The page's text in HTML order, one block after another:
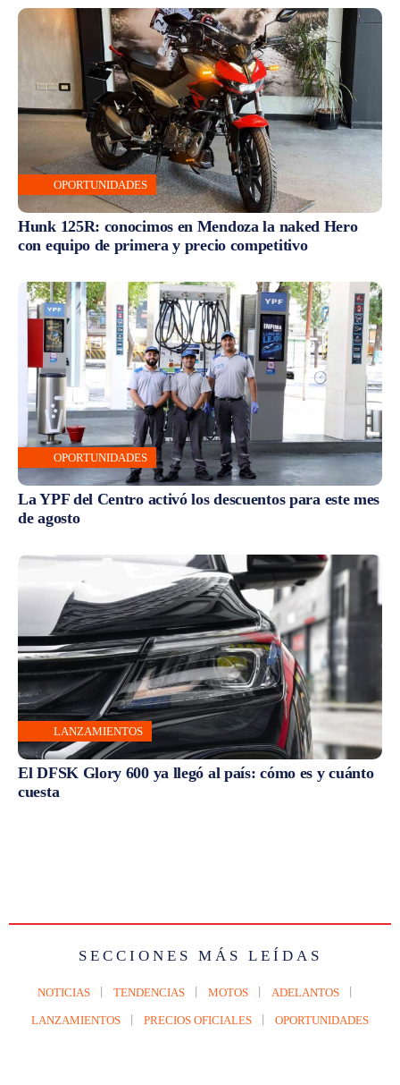
OPORTUNIDADES
Hunk 125R: conocimos en Mendoza la naked Hero
con equipo de primera y precio competitivo
OPORTUNIDADES
La YPF del Centro activó los descuentos para este mes
de agosto
LANZAMIENTOS
El DFSK Glory 600 ya llegó al país: cómo es y cuánto
cuesta
SECCIONES MÁS LEÍDAS
NOTICIAS TENDENCIAS MOTOS ADELANTOS
LANZAMIENTOS PRECIOS OFICIALES OPORTUNIDADES